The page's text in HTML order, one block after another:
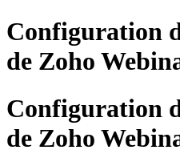
Configuration
de Zoho
Configuration
de Zoho